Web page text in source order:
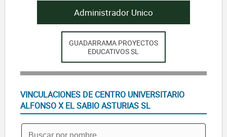
Administrador Unico
GUADARRAMA PROYECTOS
EDUCATIVOS SL
VINCULACIONES DE CENTRO UNIVERSITARIO
ALFONSO X EL SABIO ASTURIAS SL